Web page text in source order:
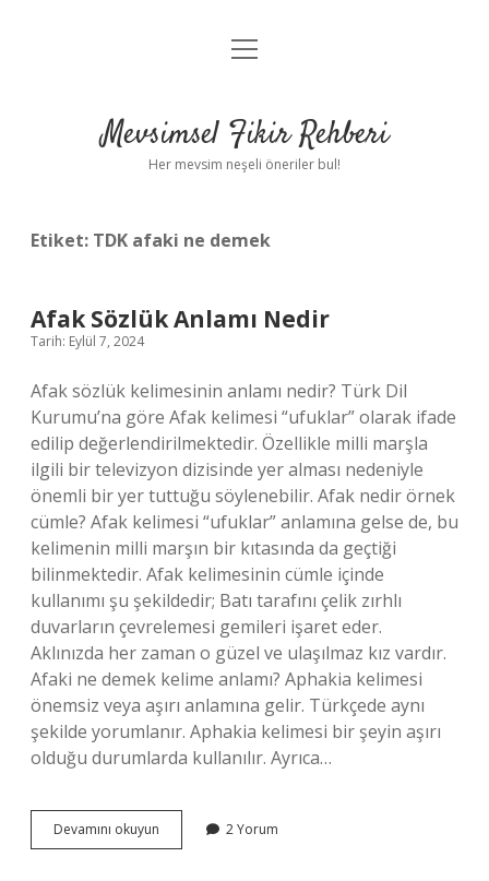
Anasayfa
Yasal Uyarı
menüyü
Mevsimsel Fikir Rehberi
Her mevsim neşeli öneriler bul!
Etiket: TDK afaki ne demek
Afak Sözlük Anlamı Nedir
Tarih: Eylül 7, 2024
Afak sözlük kelimesinin anlamı nedir? Türk Dil
Kurumu’na göre Afak kelimesi “ufuklar” olarak ifade
edilip değerlendirilmektedir. Özellikle milli marşla
ilgili bir televizyon dizisinde yer alması nedeniyle
önemli bir yer tuttuğu söylenebilir. Afak nedir örnek
cümle? Afak kelimesi “ufuklar” anlamına gelse de, bu
kelimenin milli marşın bir kıtasında da geçtiği
bilinmektedir. Afak kelimesinin cümle içinde
kullanımı şu şekildedir; Batı tarafını çelik zırhlı
duvarların çevrelemesi gemileri işaret eder.
Aklınızda her zaman o güzel ve ulaşılmaz kız vardır.
Afaki ne demek kelime anlamı? Aphakia kelimesi
önemsiz veya aşırı anlamına gelir. Türkçede aynı
şekilde yorumlanır. Aphakia kelimesi bir şeyin aşırı
olduğu durumlarda kullanılır. Ayrıca…
Devamını okuyun
Sözlük
2 Yorum